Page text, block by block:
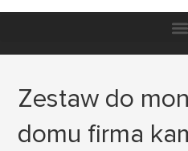
Zestaw do
domu firma